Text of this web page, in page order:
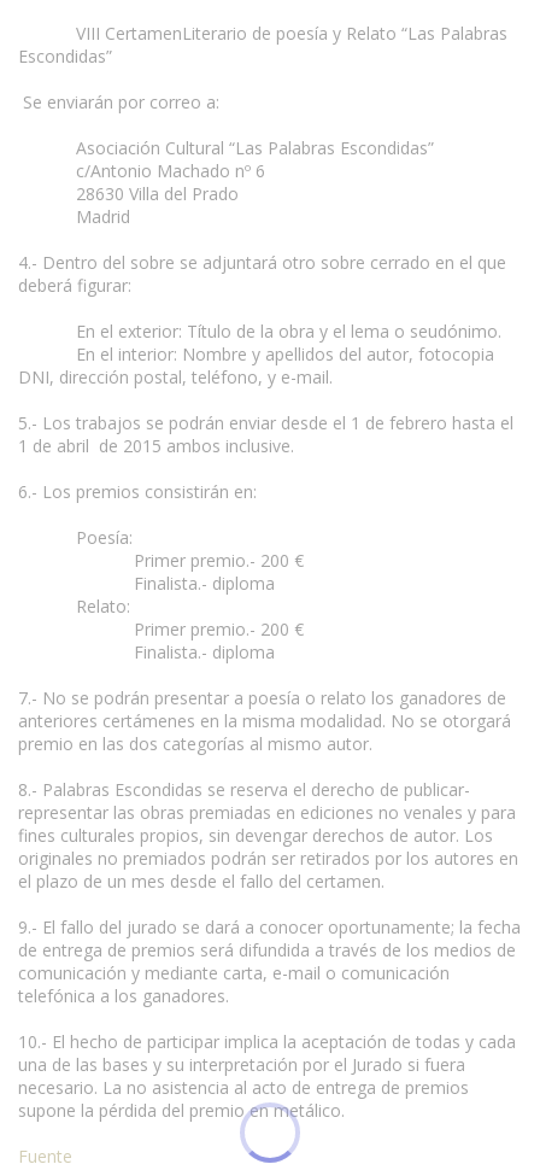
VIII CertamenLiterario de poesía y Relato “Las Palabras
Escondidas”
Se enviarán por correo a:
Asociación Cultural “Las Palabras Escondidas”
c/Antonio Machado nº 6
28630 Villa del Prado
Madrid
4.- Dentro del sobre se adjuntará otro sobre cerrado en el que
deberá figurar:
En el exterior: Título de la obra y el lema o seudónimo.
En el interior: Nombre y apellidos del autor, fotocopia
DNI, dirección postal, teléfono, y e-mail.
5.- Los trabajos se podrán enviar desde el 1 de febrero hasta el
1 de abril de 2015 ambos inclusive.
6.- Los premios consistirán en:
Poesía:
Primer premio.- 200 €
Finalista.- diploma
Relato:
Primer premio.- 200 €
Finalista.- diploma
7.- No se podrán presentar a poesía o relato los ganadores de
anteriores certámenes en la misma modalidad. No se otorgará
premio en las dos categorías al mismo autor.
8.- Palabras Escondidas se reserva el derecho de publicar-
representar las obras premiadas en ediciones no venales y para
fines culturales propios, sin devengar derechos de autor. Los
originales no premiados podrán ser retirados por los autores en
el plazo de un mes desde el fallo del certamen.
9.- El fallo del jurado se dará a conocer oportunamente; la fecha
de entrega de premios será difundida a través de los medios de
comunicación y mediante carta, e-mail o comunicación
telefónica a los ganadores.
10.- El hecho de participar implica la aceptación de todas y cada
una de las bases y su interpretación por el Jurado si fuera
necesario. La no asistencia al acto de entrega de premios
supone la pérdida del premio en metálico.
Fuente